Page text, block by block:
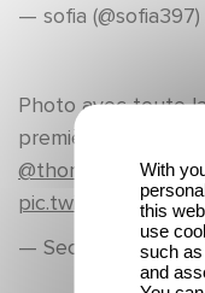
— sofia (@sofia397)
Photo avec toute
première de
@thomassoliveres
pic.twitter.com/
— Secret Story 8 !!!
With
this
use
such
and